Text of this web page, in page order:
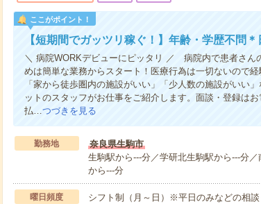
ここがポイント！
【短期間でガッツリ稼ぐ！】年齢・学歴不問
＼ 病院WORKデビューにピッタリ ／ 病院内で患者さん
めは簡単な業務からスタート！医療行為は一切ないので
「家から徒歩圏内の施設がいい」「少人数の施設がいい
ットのスタッフがお仕事をご紹介します。面談・登録は
払…つづきを見る
勤務地
奈良県生駒市
生駒駅から---分／学研北生駒駅から---分
から---分
曜日頻度 シフト制（月～日）※平日のみなどの相